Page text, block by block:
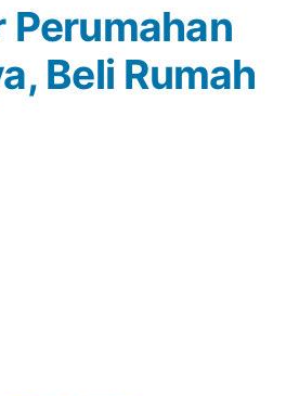
Perumahan
Beli Rumah